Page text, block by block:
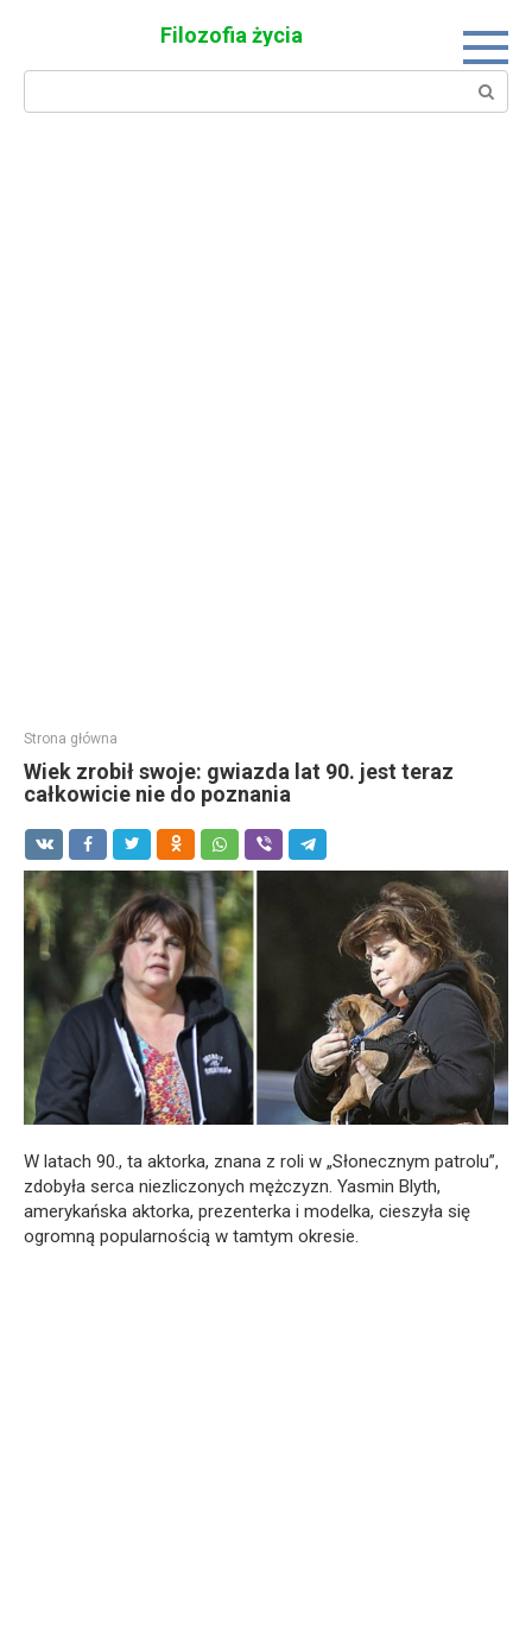
Filozofia życia
Search:
Strona główna
Wiek zrobił swoje: gwiazda lat 90. jest teraz
całkowicie nie do poznania
W latach 90., ta aktorka, znana z roli w „Słonecznym patrolu”,
zdobyła serca niezliczonych mężczyzn. Yasmin Blyth,
amerykańska aktorka, prezenterka i modelka, cieszyła się
ogromną popularnością w tamtym okresie.